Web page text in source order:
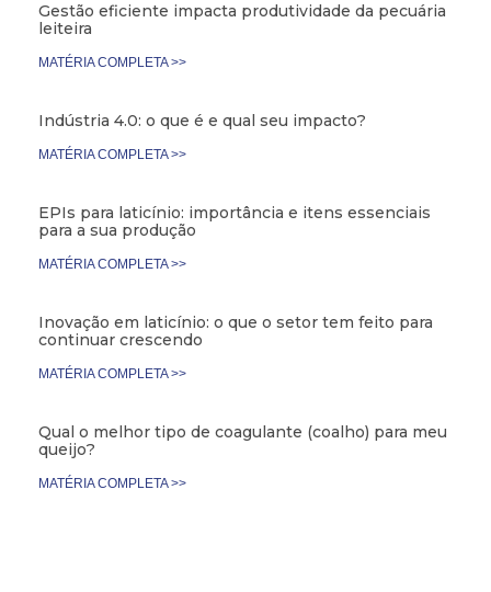
Gestão eficiente impacta produtividade da pecuária
leiteira
MATÉRIA COMPLETA >>
Indústria 4.0: o que é e qual seu impacto?
MATÉRIA COMPLETA >>
EPIs para laticínio: importância e itens essenciais
para a sua produção
MATÉRIA COMPLETA >>
Inovação em laticínio: o que o setor tem feito para
continuar crescendo
MATÉRIA COMPLETA >>
Qual o melhor tipo de coagulante (coalho) para meu
queijo?
MATÉRIA COMPLETA >>